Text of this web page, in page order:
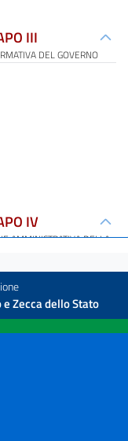
III
DEL GOVERNO
IV
AMMINISTRATIVA DELLA
Zecca dello Stato